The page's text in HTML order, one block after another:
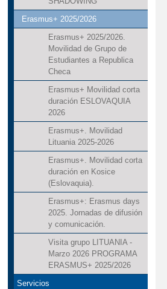
Erasmus+ 2025/2026
Erasmus+ 2025/2026.
Movilidad de Grupo de
Estudiantes a Republica
Checa
Erasmus+ Movilidad corta
duración ESLOVAQUIA
2026
Erasmus+. Movilidad
Lituania 2025-2026
Erasmus+. Movilidad corta
duración en Kosice
(Eslovaquia).
Erasmus+: Erasmus days
2025. Jornadas de difusión
y comunicación.
Visita grupo LITUANIA -
Marzo 2026 PROGRAMA
ERASMUS+ 2025/2026
Servicios